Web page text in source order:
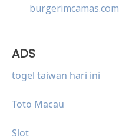
burgerimcamas.com
ADS
togel taiwan hari ini
Toto Macau
Slot